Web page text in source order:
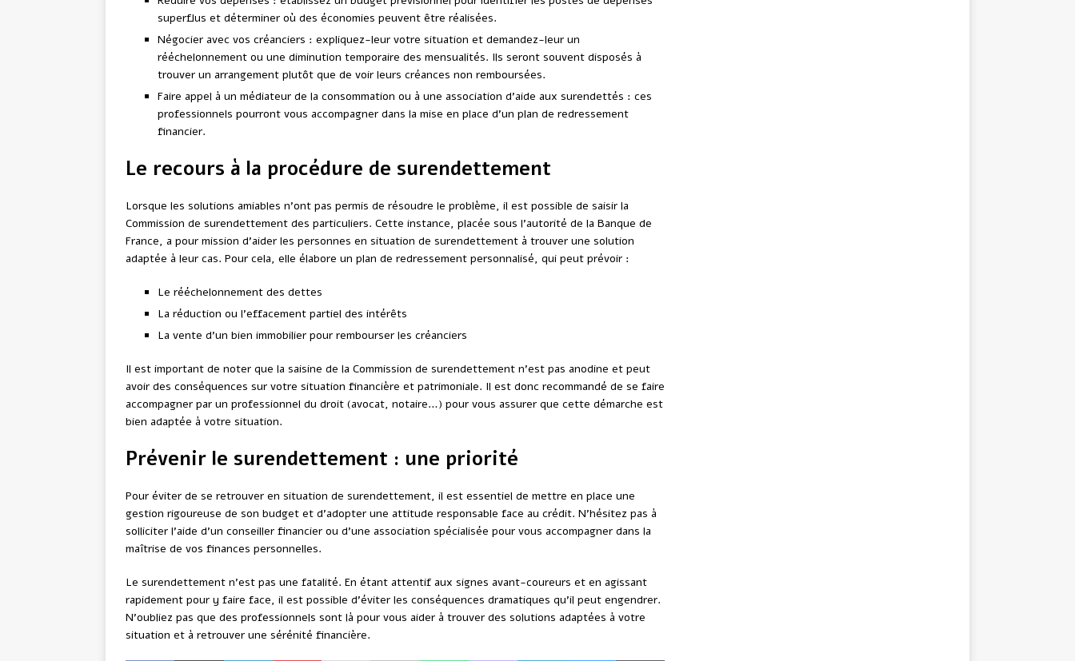
superflus et déterminer où des économies peuvent être réalisées.
Négocier avec vos créanciers : expliquez-leur votre situation et demandez-leur un
rééchelonnement ou une diminution temporaire des mensualités. Ils seront souvent disposés à
trouver un arrangement plutôt que de voir leurs créances non remboursées.
Faire appel à un médiateur de la consommation ou à une association d’aide aux surendettés : ces
professionnels pourront vous accompagner dans la mise en place d’un plan de redressement
financier.
Le recours à la procédure de surendettement
Lorsque les solutions amiables n’ont pas permis de résoudre le problème, il est possible de saisir la
Commission de surendettement des particuliers. Cette instance, placée sous l’autorité de la Banque de
France, a pour mission d’aider les personnes en situation de surendettement à trouver une solution
adaptée à leur cas. Pour cela, elle élabore un plan de redressement personnalisé, qui peut prévoir :
Le rééchelonnement des dettes
La réduction ou l’effacement partiel des intérêts
La vente d’un bien immobilier pour rembourser les créanciers
Il est important de noter que la saisine de la Commission de surendettement n’est pas anodine et peut
avoir des conséquences sur votre situation financière et patrimoniale. Il est donc recommandé de se faire
accompagner par un professionnel du droit (avocat, notaire…) pour vous assurer que cette démarche est
bien adaptée à votre situation.
Prévenir le surendettement : une priorité
Pour éviter de se retrouver en situation de surendettement, il est essentiel de mettre en place une
gestion rigoureuse de son budget et d’adopter une attitude responsable face au crédit. N’hésitez pas à
solliciter l’aide d’un conseiller financier ou d’une association spécialisée pour vous accompagner dans la
maîtrise de vos finances personnelles.
Le surendettement n’est pas une fatalité. En étant attentif aux signes avant-coureurs et en agissant
rapidement pour y faire face, il est possible d’éviter les conséquences dramatiques qu’il peut engendrer.
N’oubliez pas que des professionnels sont là pour vous aider à trouver des solutions adaptées à votre
situation et à retrouver une sérénité financière.